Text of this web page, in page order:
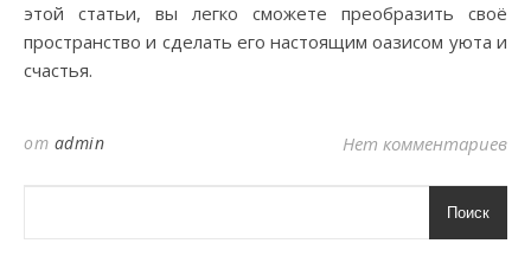
этой статьи, вы легко сможете преобразить своё
пространство и сделать его настоящим оазисом уюта и
счастья.
от admin Нет комментариев
Поиск